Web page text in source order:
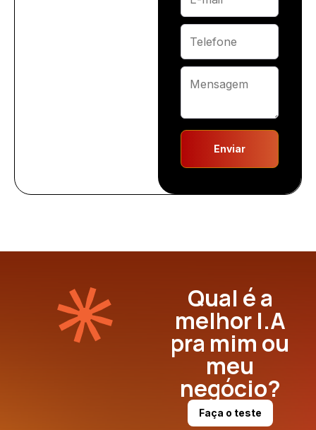
Enviar
Qual é a
melhor I.A
pra mim ou
meu
negócio?
Faça o teste